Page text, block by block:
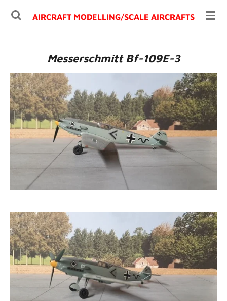
Ga
AIRCRAFT MODELLING/SCALE AIRCRAFTS
Messerschmitt Bf-109E-3